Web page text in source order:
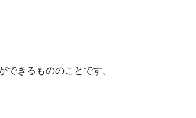
できるもののことです。